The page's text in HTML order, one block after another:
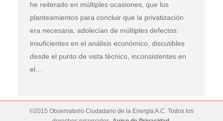
he reiterado en múltiples ocasiones, que los
planteamientos para concluir que la privatización
era necesaria, adolecían de múltiples defectos:
insuficientes en el análisis económico, discutibles
desde el punto de vista técnico, inconsistentes en
el…
©2015 Observatorio Ciudadano de la Energía A.C. Todos los